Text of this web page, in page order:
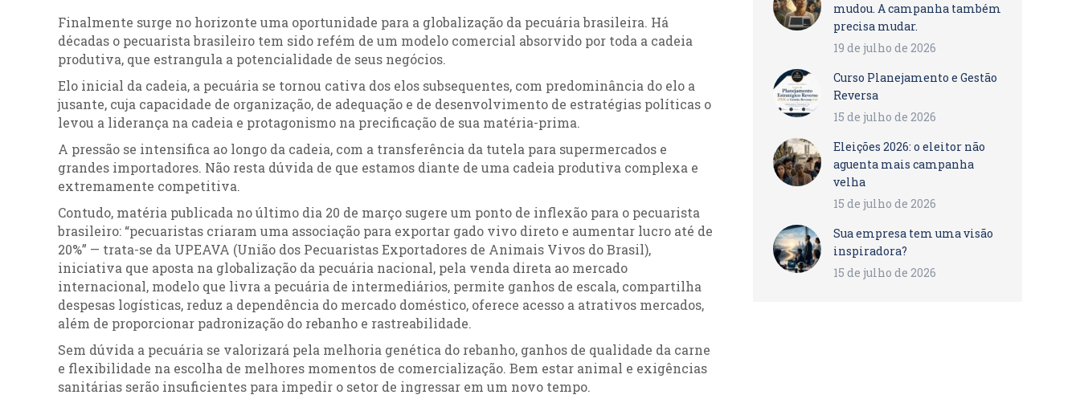
Finalmente surge no horizonte uma oportunidade para a globalização da pecuária brasileira. Há
décadas o pecuarista brasileiro tem sido refém de um modelo comercial absorvido por toda a cadeia
produtiva, que estrangula a potencialidade de seus negócios.
Elo inicial da cadeia, a pecuária se tornou cativa dos elos subsequentes, com predominância do elo a
jusante, cuja capacidade de organização, de adequação e de desenvolvimento de estratégias políticas o
levou a liderança na cadeia e protagonismo na precificação de sua matéria-prima.
A pressão se intensifica ao longo da cadeia, com a transferência da tutela para supermercados e
grandes importadores. Não resta dúvida de que estamos diante de uma cadeia produtiva complexa e
extremamente competitiva.
Contudo, matéria publicada no último dia 20 de março sugere um ponto de inflexão para o pecuarista
brasileiro: “pecuaristas criaram uma associação para exportar gado vivo direto e aumentar lucro até de
20%” — trata-se da UPEAVA (União dos Pecuaristas Exportadores de Animais Vivos do Brasil),
iniciativa que aposta na globalização da pecuária nacional, pela venda direta ao mercado
internacional, modelo que livra a pecuária de intermediários, permite ganhos de escala, compartilha
despesas logísticas, reduz a dependência do mercado doméstico, oferece acesso a atrativos mercados,
além de proporcionar padronização do rebanho e rastreabilidade.
Sem dúvida a pecuária se valorizará pela melhoria genética do rebanho, ganhos de qualidade da carne
e flexibilidade na escolha de melhores momentos de comercialização. Bem estar animal e exigências
sanitárias serão insuficientes para impedir o setor de ingressar em um novo tempo.
mudou. A campanha também
precisa mudar.
19 de julho de 2026
Curso Planejamento e Gestão
Reversa
15 de julho de 2026
Eleições 2026: o eleitor não
aguenta mais campanha
velha
15 de julho de 2026
Sua empresa tem uma visão
inspiradora?
15 de julho de 2026